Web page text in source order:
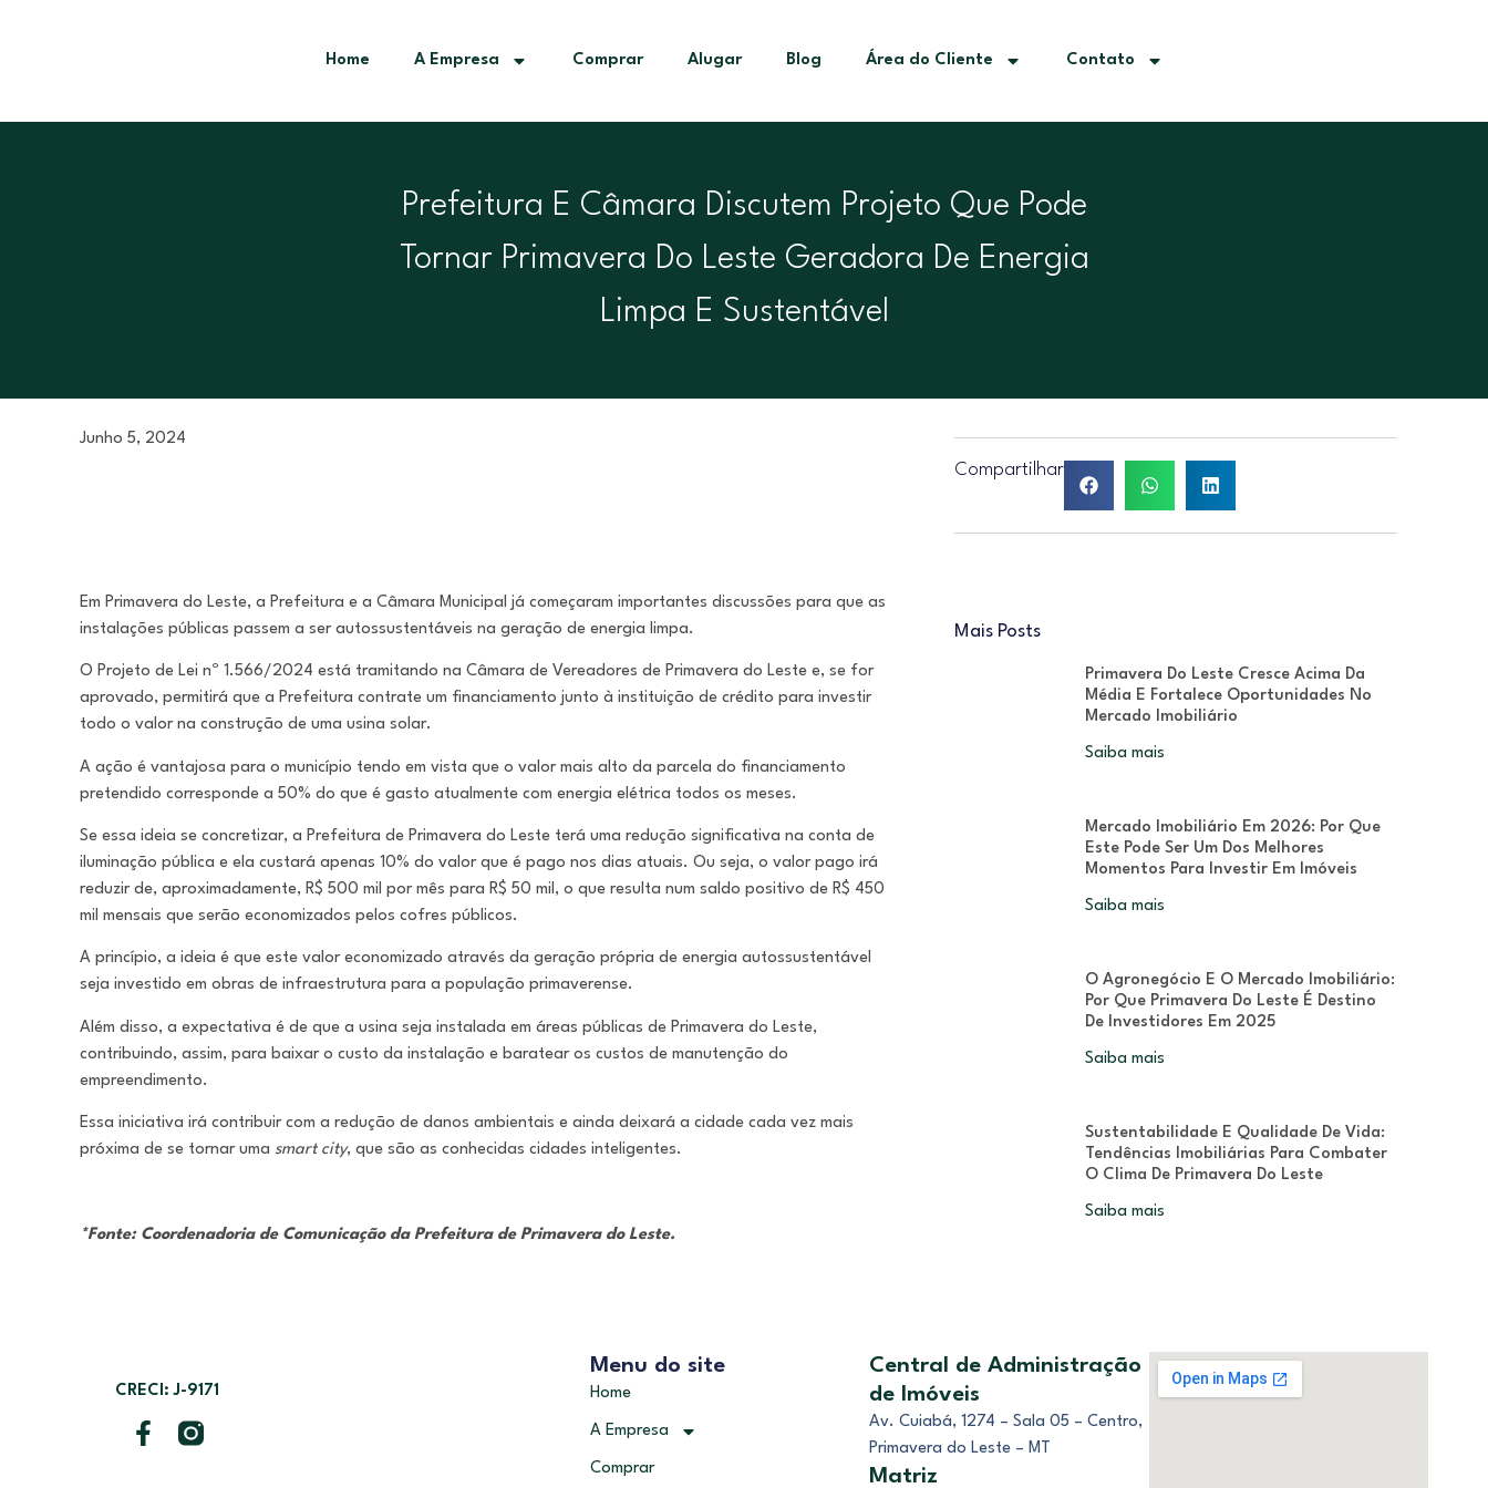
Home A Empresa Comprar Alugar Blog Área do Cliente Contato
Prefeitura E Câmara Discutem Projeto Que Pode
Tornar Primavera Do Leste Geradora De Energia
Limpa E Sustentável
Junho 5, 2024
Em Primavera do Leste, a Prefeitura e a Câmara Municipal já começaram importantes discussões para que as
instalações públicas passem a ser autossustentáveis na geração de energia limpa.
O Projeto de Lei nº 1.566/2024 está tramitando na Câmara de Vereadores de Primavera do Leste e, se for
aprovado, permitirá que a Prefeitura contrate um financiamento junto à instituição de crédito para investir
todo o valor na construção de uma usina solar.
A ação é vantajosa para o município tendo em vista que o valor mais alto da parcela do financiamento
pretendido corresponde a 50% do que é gasto atualmente com energia elétrica todos os meses.
Se essa ideia se concretizar, a Prefeitura de Primavera do Leste terá uma redução significativa na conta de
iluminação pública e ela custará apenas 10% do valor que é pago nos dias atuais. Ou seja, o valor pago irá
reduzir de, aproximadamente, R$ 500 mil por mês para R$ 50 mil, o que resulta num saldo positivo de R$ 450
mil mensais que serão economizados pelos cofres públicos.
A princípio, a ideia é que este valor economizado através da geração própria de energia autossustentável
seja investido em obras de infraestrutura para a população primaverense.
Além disso, a expectativa é de que a usina seja instalada em áreas públicas de Primavera do Leste,
contribuindo, assim, para baixar o custo da instalação e baratear os custos de manutenção do
empreendimento.
Essa iniciativa irá contribuir com a redução de danos ambientais e ainda deixará a cidade cada vez mais
próxima de se tornar uma smart city, que são as conhecidas cidades inteligentes.
*Fonte: Coordenadoria de Comunicação da Prefeitura de Primavera do Leste.
Compartilhar
Mais Posts
Primavera Do Leste Cresce Acima Da
Média E Fortalece Oportunidades No
Mercado Imobiliário
Saiba mais
Mercado Imobiliário Em 2026: Por Que
Este Pode Ser Um Dos Melhores
Momentos Para Investir Em Imóveis
Saiba mais
O Agronegócio E O Mercado Imobiliário:
Por Que Primavera Do Leste É Destino
De Investidores Em 2025
Saiba mais
Sustentabilidade E Qualidade De Vida:
Tendências Imobiliárias Para Combater
O Clima De Primavera Do Leste
Saiba mais
CRECI: J-9171
Menu do site
Home
A Empresa
Comprar
Central de Administração
de Imóveis
Av. Cuiabá, 1274 – Sala 05 – Centro,
Primavera do Leste – MT
Matriz